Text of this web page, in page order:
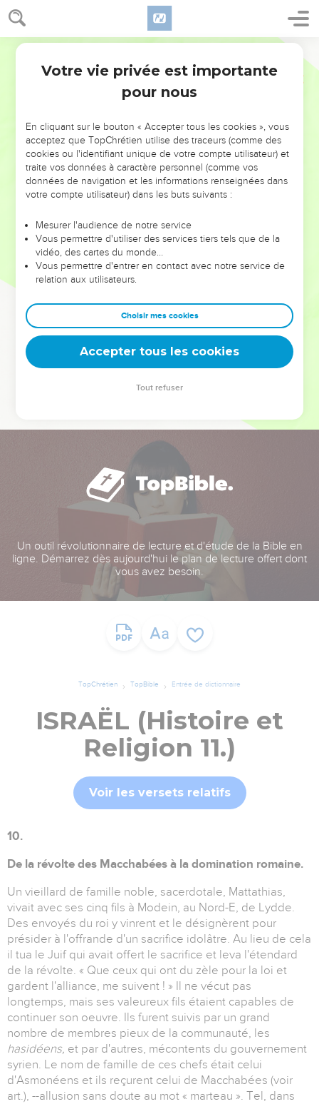
NE MANQUEZ PAS L’ÉVÉNEMENT
DE L’ANNÉE !
ET SI LEURS ERREURS POUVAIENT VOUS ÉVITER LES
VOTRES ?
leur foi ou leur vision. Mais on voit moins les doutes, les erreurs
et les saisons difficiles qu'ils ont traversés, alors même que ce
sont elles qui les ont façonnés.
Dans cette conférence, leaders, entrepreneurs, et responsables
clés pour avancer avec plus de sagesse afin que leurs erreurs
deviennent vos tremplins. Que vous guidiez un ministère, une
équipe, un groupe ou une famille, leur expérience est faite
Un outil révolutionnaire de lecture et d'étude de la Bible en
ligne. Démarrez dès aujourd'hui le plan de lecture offert dont
vous avez besoin.
TopChrétien TopBible Entrée de dictionnaire
ISRAËL (Histoire et
Religion 11.)
Voir les versets relatifs
10.
De la révolte des Macchabées à la domination romaine.
Un vieillard de famille noble, sacerdotale, Mattathias,
vivait avec ses cinq fils à Modein, au Nord-E, de Lydde.
Des envoyés du roi y vinrent et le désignèrent pour
présider à l'offrande d'un sacrifice idolâtre. Au lieu de cela
il tua le Juif qui avait offert le sacrifice et leva l'étendard
de la révolte. « Que ceux qui ont du zèle pour la loi et
gardent l'alliance, me suivent ! » Il ne vécut pas
longtemps, mais ses valeureux fils étaient capables de
continuer son oeuvre. Ils furent suivis par un grand
nombre de membres pieux de la communauté, les
hasidéens, et par d'autres, mécontents du gouvernement
syrien. Le nom de famille de ces chefs était celui
d'Asmonéens et ils reçurent celui de Macchabées (voir
art.), --allusion sans doute au mot « marteau ». Tel, dans
Votre vie privée est importante
pour nous
En cliquant sur le bouton « Accepter tous les cookies », vous
acceptez que TopChrétien utilise des traceurs (comme des
cookies ou l'identifiant unique de votre compte utilisateur) et
traite vos données à caractère personnel (comme vos
données de navigation et les informations renseignées dans
votre compte utilisateur) dans les buts suivants :
Mesurer l'audience de notre service
Vous permettre d'utiliser des services tiers tels que de la
vidéo, des cartes du monde…
Vous permettre d'entrer en contact avec notre service de
relation aux utilisateurs.
Choisir mes cookies
Accepter tous les cookies
Tout refuser